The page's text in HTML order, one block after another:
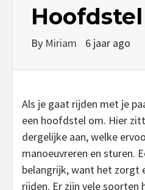
Hoofdstel
By Miriam 6 jaar ago
Als je gaat rijden met je
een hoofdstel om. Hier
dergelijke aan, welke
manoeuvreren en sturen.
belangrijk, want het zorgt
rijden. Er zijn vele